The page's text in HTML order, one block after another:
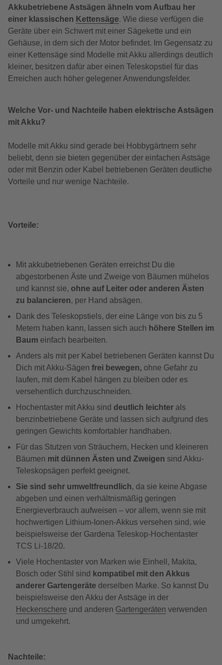
Akkubetriebene Astsägen ähneln vom Aufbau her
einer klassischen Kettensäge. Wie diese verfügen die
Geräte über ein Schwert mit einer Sägekette und ein
Gehäuse, in dem sich der Motor befindet. Im Gegensatz zu
einer Kettensäge sind Modelle mit Akku allerdings deutlich
kleiner, besitzen dafür aber einen Teleskopstiel für das
Erreichen auch höher gelegener Anwendungsfelder.
Welche Vor- und Nachteile haben elektrische Astsägen
mit Akku?
Modelle mit Akku sind gerade bei Hobbygärtnern sehr
beliebt, denn sie bieten gegenüber der einfachen Astsäge
oder mit Benzin oder Kabel betriebenen Geräten deutliche
Vorteile und nur wenige Nachteile.
Vorteile:
Mit akkubetriebenen Geräten erreichst Du die
abgestorbenen Äste und Zweige von Bäumen mühelos
und kannst sie, ohne auf Leiter oder anderen Ästen
zu balancieren, per Hand absägen.
Dank des Teleskopstiels, der eine Länge von bis zu 5
Metern haben kann, lassen sich auch höhere Stellen im
Baum einfach bearbeiten.
Anders als mit per Kabel betriebenen Geräten kannst Du
Dich mit Akku-Sägen frei bewegen, ohne Gefahr zu
laufen, mit dem Kabel hängen zu bleiben oder es
versehentlich durchzuschneiden.
Hochentaster mit Akku sind deutlich leichter als
benzinbetriebene Geräte und lassen sich aufgrund des
geringen Gewichts komfortabler handhaben.
Für das Stutzen von Sträuchern, Hecken und kleineren
Bäumen mit dünnen Ästen und Zweigen sind Akku-
Teleskopsägen perfekt geeignet.
Sie sind sehr umweltfreundlich, da sie keine Abgase
abgeben und einen verhältnismäßig geringen
Energieverbrauch aufweisen – vor allem, wenn sie mit
hochwertigen Lithium-Ionen-Akkus versehen sind, wie
beispielsweise der Gardena Teleskop-Hochentaster
TCS Li-18/20.
Viele Hochentaster von Marken wie Einhell, Makita,
Bosch oder Stihl sind kompatibel mit den Akkus
anderer Gartengeräte derselben Marke. So kannst Du
beispielsweise den Akku der Astsäge in der
Heckenschere und anderen Gartengeräten verwenden
und umgekehrt.
Nachteile: